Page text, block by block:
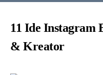
11 Ide Instagram
& Kreator